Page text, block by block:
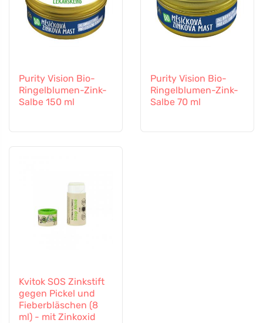
Purity Vision Bio-
Ringelblumen-Zink-
Salbe 150 ml
Purity Vision Bio-
Ringelblumen-Zink-
Salbe 70 ml
Kvitok SOS Zinkstift
gegen Pickel und
Fieberbläschen (8
ml) - mit Zinkoxid